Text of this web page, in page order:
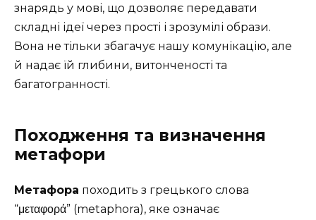
знарядь у мові, що дозволяє передавати
складні ідеї через прості і зрозумілі образи.
Вона не тільки збагачує нашу комунікацію, але
й надає їй глибини, витонченості та
багатогранності.
Походження та визначення
метафори
Метафора походить з грецького слова
“μεταφορά” (metaphora), яке означає